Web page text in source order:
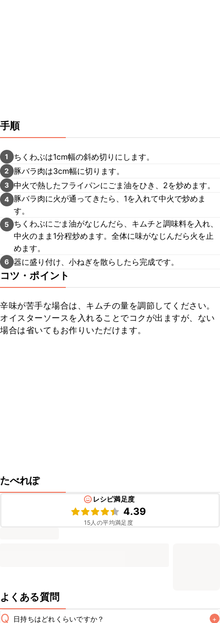
手順
1 ちくわぶは1cm幅の斜め切りにします。
2 豚バラ肉は3cm幅に切ります。
3 中火で熱したフライパンにごま油をひき、2を炒めます。
4
豚バラ肉に火が通ってきたら、1を入れて中火で炒めま
す。
5
ちくわぶにごま油がなじんだら、キムチと調味料を入れ、
中火のまま1分程炒めます。全体に味がなじんだら火を止
めます。
6 器に盛り付け、小ねぎを散らしたら完成です。
コツ・ポイント
辛味が苦手な場合は、キムチの量を調節してください。
オイスターソースを入れることでコクが出ますが、ない
場合は省いてもお作りいただけます。
たべれぽ
レシピ満足度
4.39
15人の平均満足度
よくある質問
Q 日持ちはどれくらいですか？ +